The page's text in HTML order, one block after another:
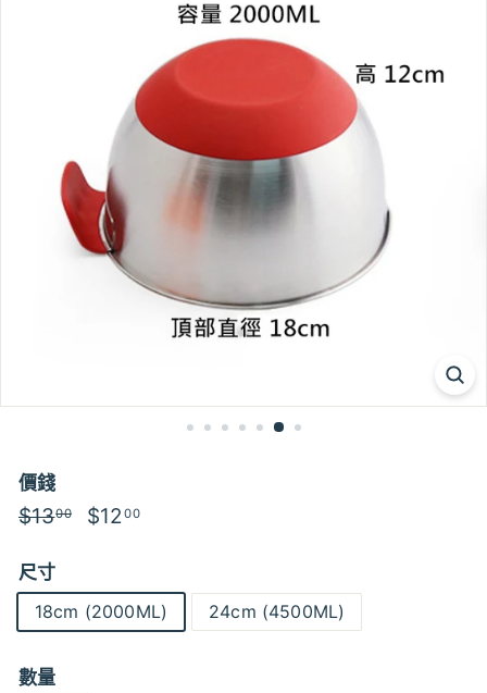
價錢
特
$1300$13.00
特
$1200$12.00
尺寸
18cm (2000ML)
24cm (4500ML)
數量